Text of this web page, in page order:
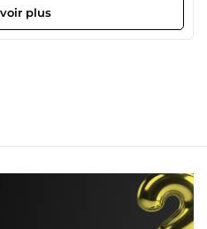
développement, et
captivantes : Design
est ma priorité
ou un projet ? Discutons-en
réalité ! N'hésitez pas à me
plus